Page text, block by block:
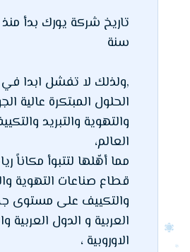
سنة
,ولذلك لا تفشل ابدا
الحلول المبتكرة عالية
والتهوية والتبريد
العالم،
مما أهّلها لتتبوأ مكاناً
قطاع صناعات التهوية
والتكييف على مستوى
العربية و الدول العربية
الاوروبية ،